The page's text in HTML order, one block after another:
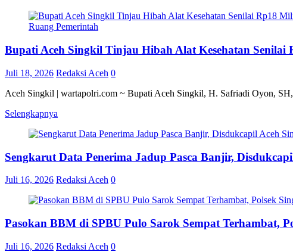
Ruang Pemerintah
Bupati Aceh Singkil Tinjau Hibah Alat Kesehatan
Juli 18, 2026 Redaksi Aceh 0
Aceh Singkil | wartapolri.com ~ Bupati Aceh Singkil, H. Safriadi Oyon,
Selengkapnya
Sengkarut Data Penerima Jadup Pasca Banjir,
Juli 16, 2026 Redaksi Aceh 0
Pasokan BBM di SPBU Pulo Sarok Sempat Terhambat,
Juli 16, 2026 Redaksi Aceh 0